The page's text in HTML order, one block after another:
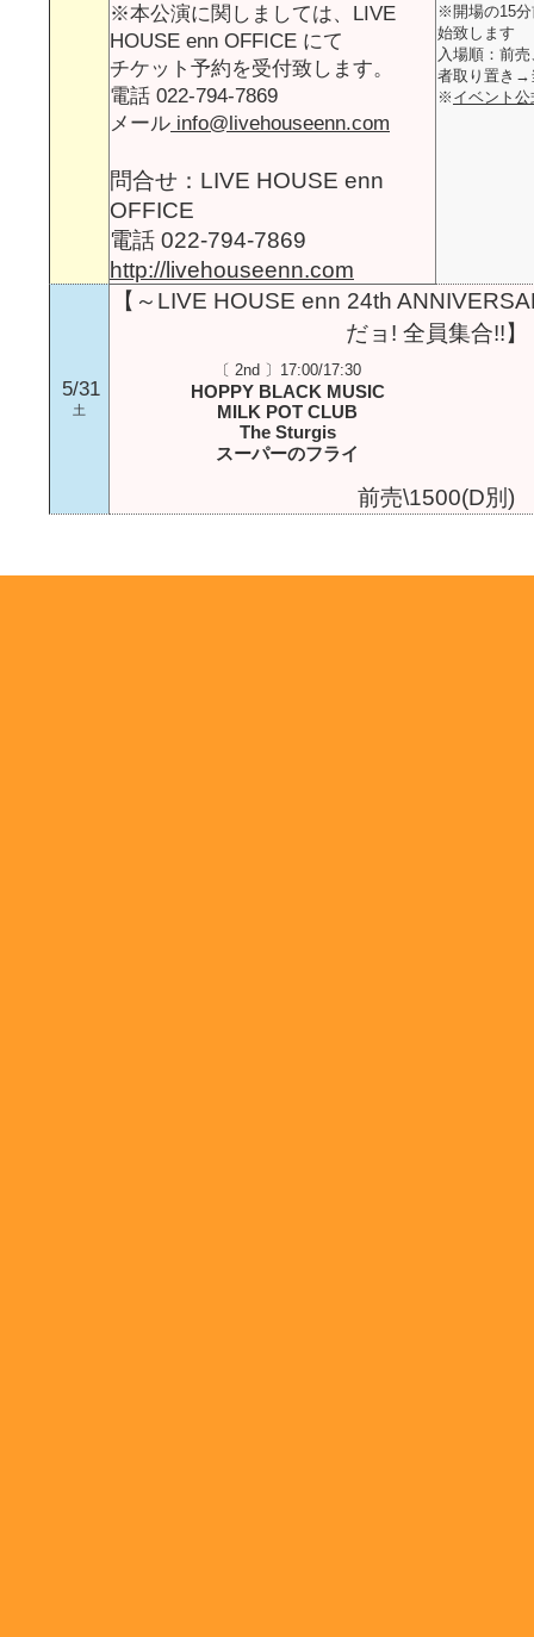
※本公演に関しましては、LIVE
HOUSE enn OFFICE にて
チケット予約を受付致します。
電話 022-794-7869
メール info@livehouseenn.com
問合せ：LIVE HOUSE enn
OFFICE
電話 022-794-7869
http://livehouseenn.com
※開場の15分
始致します
入場順：前
者取り置き→
※ イベント
5/31
土
【～LIVE HOUSE enn 24th
だョ! 全員集合!!】
〔 2nd 〕17:00/17:30
HOPPY BLACK MUSIC
MILK POT CLUB
The Sturgis
スーパーのフライ
前売\1500(D別)